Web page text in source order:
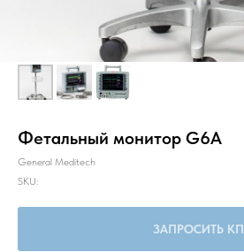
Фетальный монитор G6A
General Meditech
SKU:
ЗАПРОСИТЬ КП